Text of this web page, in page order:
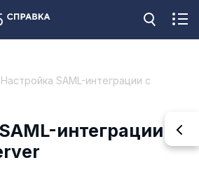
SAML-интеграции с
интеграции с